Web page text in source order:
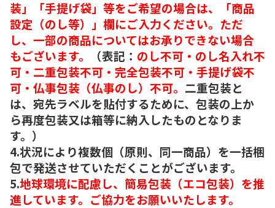
装」「手提げ袋」等をご希望の場合は、「商品
設定（のし等）」欄にご入力ください。ただ
し、一部の商品についてはお承りできない場合
もございます。
（表記： のし不可・のし名入れ不
可・二重包装不可・完全包装不可・手提げ袋不
可・仏事包装（仏事のし）不可。 二重包装と
は、宛先ラベルを貼付するために、包装の上か
ら再度包装又は箱等に納入したものとなりま
す。）
4.状況により複数個（原則、同一商品）を一括梱
包で発送させていただくことがございます。
5.地球環境に配慮し、簡易包装（エコ包装）を推
進しています。ご協力をお願いいたします。